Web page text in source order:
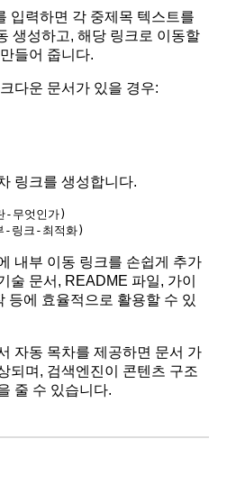
입력하면 각 중제목 텍스트를
생성하고, 해당 링크로 이동할
들어 줍니다.
다운 문서가 있을 경우:
링크를 생성합니다.
무엇인가)
내부 이동 링크를 손쉽게 추가
술 문서, README 파일, 가이
등에 효율적으로 활용할 수 있
자동 목차를 제공하면 문서 가
되며, 검색엔진이 콘텐츠 구조
줄 수 있습니다.